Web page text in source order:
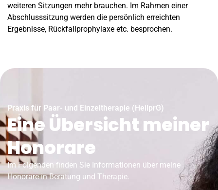
weiteren Sitzungen mehr brauchen. Im Rahmen einer
Abschlusssitzung werden die persönlich erreichten
Ergebnisse, Rückfallprophylaxe etc. besprochen.
Praxis für Paar- und Einzeltherapie (HeilprG)
Eine Übersicht meiner
Honorare
Im Folgenden finden Sie Informationen über meine
Honorare in Beratung und Therapie.